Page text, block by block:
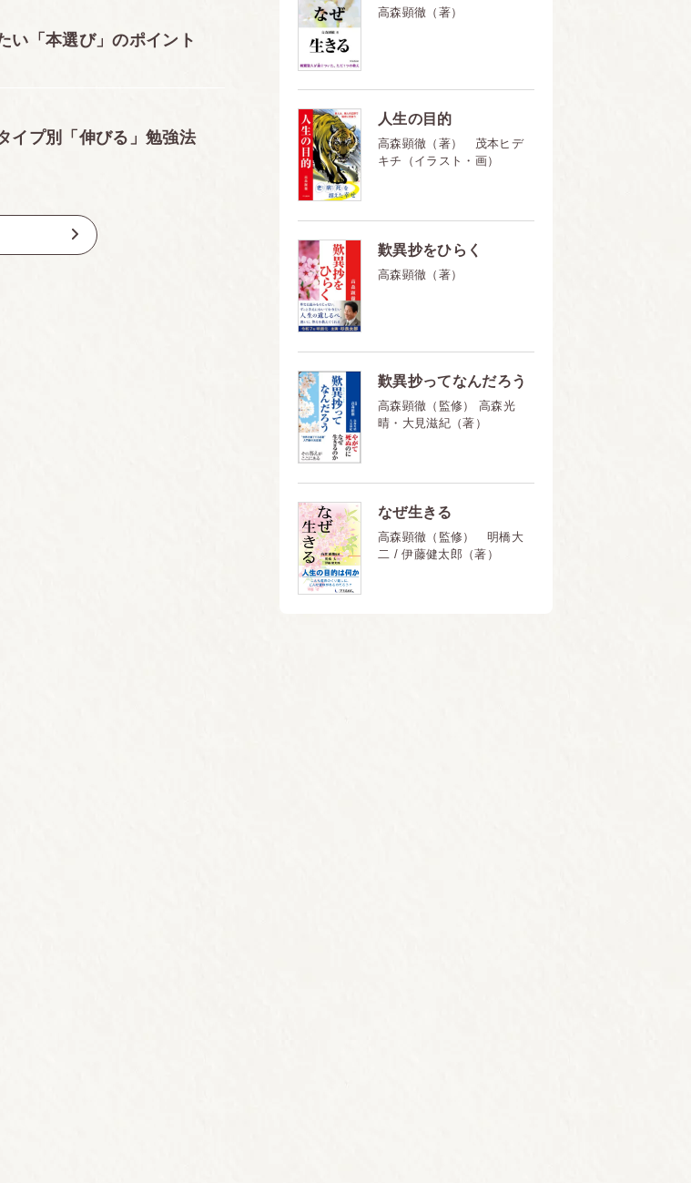
い「本選び」のポイント
イプ別「伸びる」勉強法
高森顕徹（著）
人生の目的
高森顕徹（著） 茂本ヒデ
キチ（イラスト・画）
歎異抄をひらく
高森顕徹（著）
歎異抄ってなんだろう
高森顕徹（監修） 高森光
晴・大見滋紀（著）
なぜ生きる
高森顕徹（監修） 明橋大
二 / 伊藤健太郎（著）